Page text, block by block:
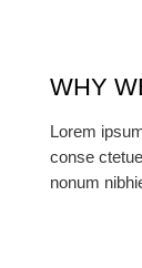
WHY
Lorem
conse
nonum